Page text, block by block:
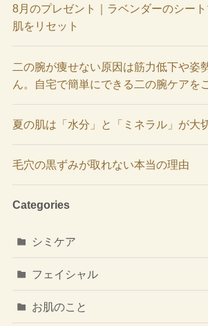
8月のプレゼント｜ラベンダーのシー
肌をリセット
二の腕が痩せない原因は筋力低下や姿
ん。自宅で簡単にできる二の腕ケアを
夏の肌は「水分」と「ミネラル」が大
毛穴の黒ずみが取れない本当の理由
Categories
シミケア
フェイシャル
お肌のこと